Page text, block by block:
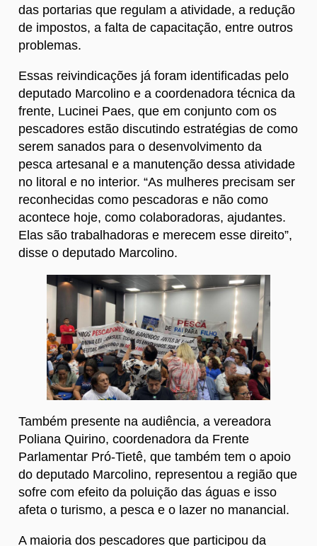
das portarias que regulam a atividade, a redução
de impostos, a falta de capacitação, entre outros
problemas.
Essas reivindicações já foram identificadas pelo
deputado Marcolino e a coordenadora técnica da
frente, Lucinei Paes, que em conjunto com os
pescadores estão discutindo estratégias de como
serem sanados para o desenvolvimento da
pesca artesanal e a manutenção dessa atividade
no litoral e no interior. “As mulheres precisam ser
reconhecidas como pescadoras e não como
acontece hoje, como colaboradoras, ajudantes.
Elas são trabalhadoras e merecem esse direito”,
disse o deputado Marcolino.
Também presente na audiência, a vereadora
Poliana Quirino, coordenadora da Frente
Parlamentar Pró-Tietê, que também tem o apoio
do deputado Marcolino, representou a região que
sofre com efeito da poluição das águas e isso
afeta o turismo, a pesca e o lazer no manancial.
A maioria dos pescadores que participou da